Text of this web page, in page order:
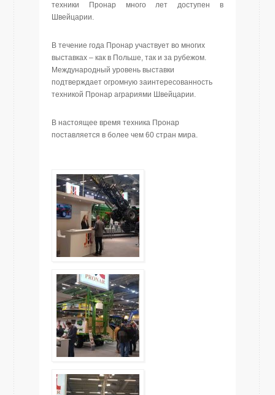
техники Пронар много лет доступен в
Швейцарии.
В течение года Пронар участвует во многих
выставках – как в Польше, так и за рубежом.
Международный уровень выставки
подтверждает огромную заинтересованность
техникой Пронар аграриями Швейцарии.
В настоящее время техника Пронар
поставляется в более чем 60 стран мира.